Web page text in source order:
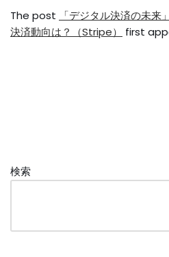
The post
「デジタル決済の未来
決済動向は？（Stripe）
first
検索